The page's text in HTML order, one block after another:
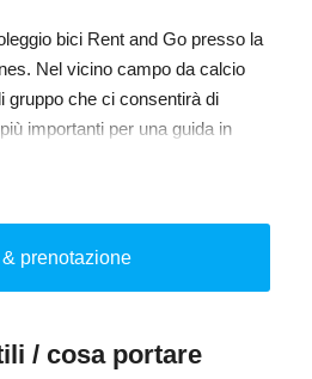
bici Rent and Go presso la
Nel vicino campo da calcio
gruppo che ci consentirà di
importanti per una guida in
insieme lungo il sentiero
di fare ritorno al punto di
& prenotazione
/ cosa portare